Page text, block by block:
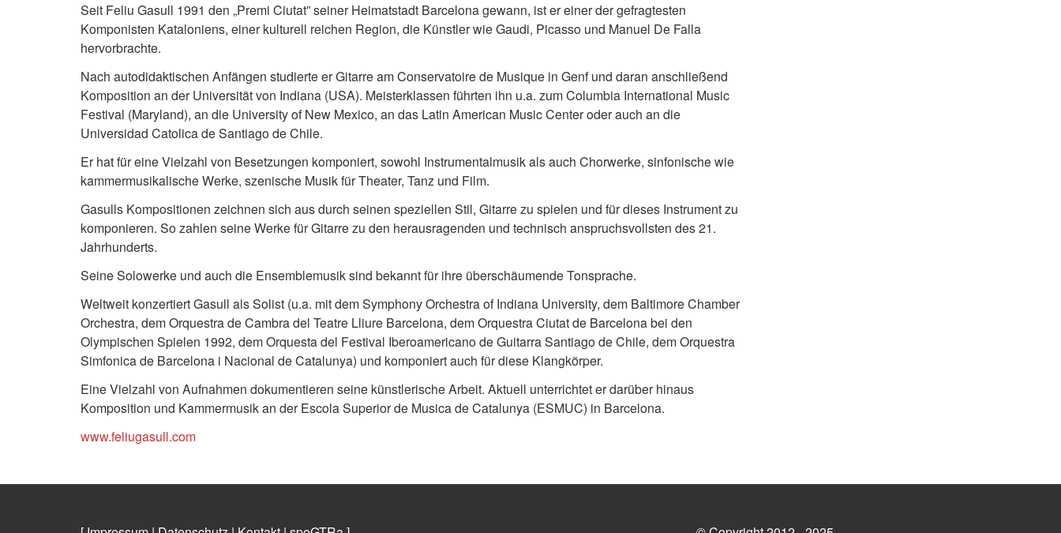
Seit Feliu Gasull 1991 den „Premi Ciutat” seiner Heimatstadt Barcelona gewann, ist er einer der gefragtesten
Komponisten Kataloniens, einer kulturell reichen Region, die Künstler wie Gaudi, Picasso und Manuel De Falla
hervorbrachte.
Nach autodidaktischen Anfängen studierte er Gitarre am Conservatoire de Musique in Genf und daran anschließend
Komposition an der Universität von Indiana (USA). Meisterklassen führten ihn u.a. zum Columbia International Music
Festival (Maryland), an die University of New Mexico, an das Latin American Music Center oder auch an die
Universidad Catolica de Santiago de Chile.
Er hat für eine Vielzahl von Besetzungen komponiert, sowohl Instrumentalmusik als auch Chorwerke, sinfonische wie
kammermusikalische Werke, szenische Musik für Theater, Tanz und Film.
Gasulls Kompositionen zeichnen sich aus durch seinen speziellen Stil, Gitarre zu spielen und für dieses Instrument zu
komponieren. So zahlen seine Werke für Gitarre zu den herausragenden und technisch anspruchsvollsten des 21.
Jahrhunderts.
Seine Solowerke und auch die Ensemblemusik sind bekannt für ihre überschäumende Tonsprache.
Weltweit konzertiert Gasull als Solist (u.a. mit dem Symphony Orchestra of Indiana University, dem Baltimore Chamber
Orchestra, dem Orquestra de Cambra del Teatre Lliure Barcelona, dem Orquestra Ciutat de Barcelona bei den
Olympischen Spielen 1992, dem Orquesta del Festival Iberoamericano de Guitarra Santiago de Chile, dem Orquestra
Simfonica de Barcelona i Nacional de Catalunya) und komponiert auch für diese Klangkörper.
Eine Vielzahl von Aufnahmen dokumentieren seine künstlerische Arbeit. Aktuell unterrichtet er darüber hinaus
Komposition und Kammermusik an der Escola Superior de Musica de Catalunya (ESMUC) in Barcelona.
www.feliugasull.com